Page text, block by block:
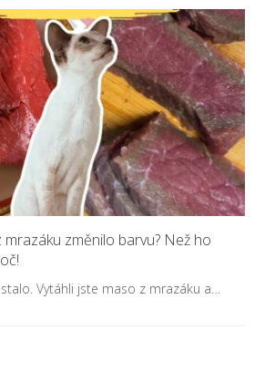
změnilo barvu? Než ho
Vytáhli jste maso z mrazáku a…